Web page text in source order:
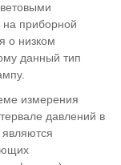
приборной
о низком
данный тип
измерения
давлений в
являются